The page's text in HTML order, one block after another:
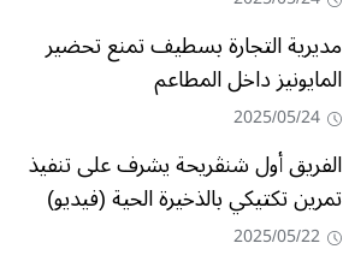
مديرية التجارة بسطيف تمنع تحضير
المايونيز داخل المطاعم
2025/05/24
الفريق أول شنڤريحة يشرف على تنفيذ
تمرين تكتيكي بالذخيرة الحية (فيديو)
2025/05/22